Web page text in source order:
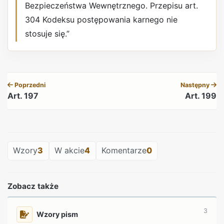
Bezpieczeństwa Wewnętrznego. Przepisu art.
304 Kodeksu postępowania karnego nie
stosuje się.”
Poprzedni
Art. 197
Następny
Art. 199
Wzory3 W akcie4 Komentarze0
Zobacz także
Wzory pism 3